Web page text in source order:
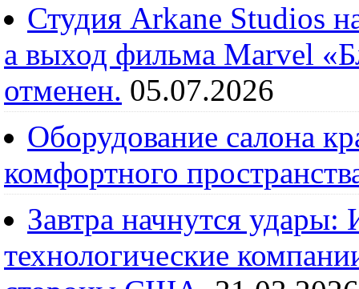
Студия Arkane Studios
а выход фильма Marvel
отменен. 05.07.2026
Оборудование салона
комфортного
Завтра начнутся
технологические